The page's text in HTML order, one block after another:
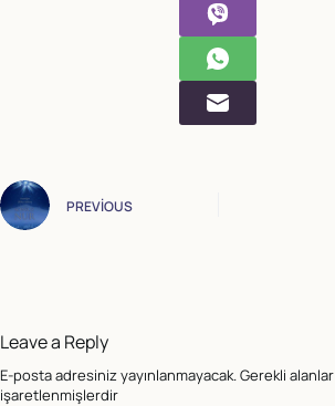
PREVIOUS
Leave a Reply
E-posta adresiniz yayınlanmayacak. Gerekli alanlar
işaretlenmişlerdir